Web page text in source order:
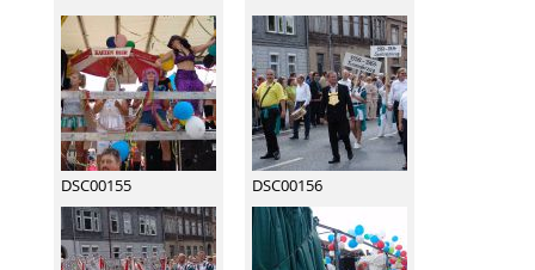
DSC00155 DSC00156